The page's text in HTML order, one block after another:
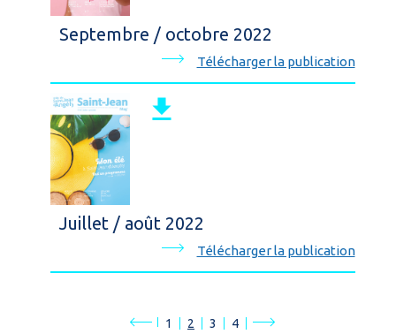
Septembre / octobre 2022
Télécharger la publication
Juillet / août 2022
Télécharger la publication
1 2 3 4